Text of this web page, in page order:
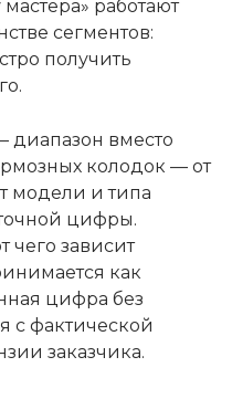
работают
сегментов:
получить
диапазон вместо
колодок — от
модели и типа
цифры.
чего зависит
как
цифра без
с фактической
заказчика.